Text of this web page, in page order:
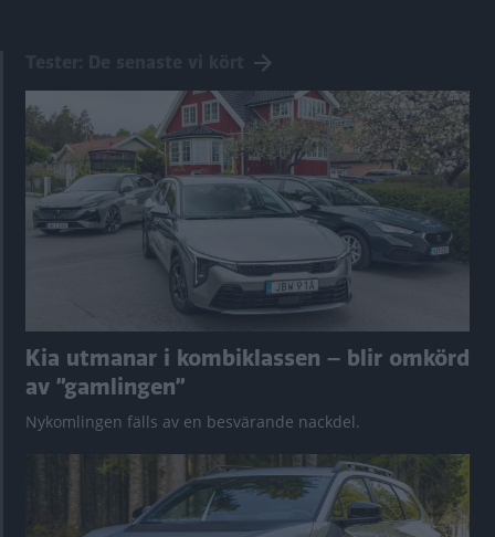
Kia utmanar i kombiklassen – blir omkörd
av ”gamlingen”
Nykomlingen fälls av en besvärande nackdel.